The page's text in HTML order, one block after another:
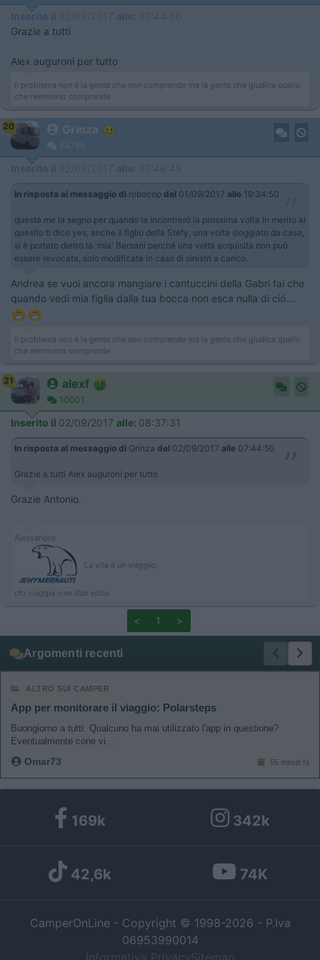
Inserito il 02/09/2017 alle: 07:44:50
Grazie a tutti
Alex auguroni per tutto
Il problema non è la gente che non comprende ma la gente che giudica quello
che nemmeno comprende
20 Grinza
64789
Inserito il 02/09/2017 alle: 07:46:49
In risposta al messaggio di robocop del 01/09/2017 alle 19:34:50
questa me la segno per quando la incontrerò la prossima volta In merito al
quesito ti dico yes, anche il figlio della Stefy, una volta sloggiato da casa,
si è portato dietro la 'mia' Bersani perché una volta acquisita non può
essere revocata, solo modificata in caso di sinistri a carico.
Andrea se vuoi ancora mangiare i cantuccini della Gabri fai che
quando vedi mia figlia dalla tua bocca non esca nulla di ció....
Il problema non è la gente che non comprende ma la gente che giudica quello
che nemmeno comprende
21 alexf
10001
Inserito il 02/09/2017 alle: 08:37:31
In risposta al messaggio di Grinza del 02/09/2017 alle 07:44:50
Grazie a tutti Alex auguroni per tutto
Grazie Antonio.
Alessandro
La vita è un viaggio,
chi viaggia vive due volte.
< 1 >
Argomenti recenti
ALTRO SUI CAMPER
App per monitorare il viaggio: Polarsteps
Buongiorno a tutti. Qualcuno ha mai utilizzato l'app in questione?
Eventualmente cone vi...
Omar73 55 minuti fa
169k 342k
42,6k 74K
CamperOnLine - Copyright © 1998-2026 - P.Iva
06953990014